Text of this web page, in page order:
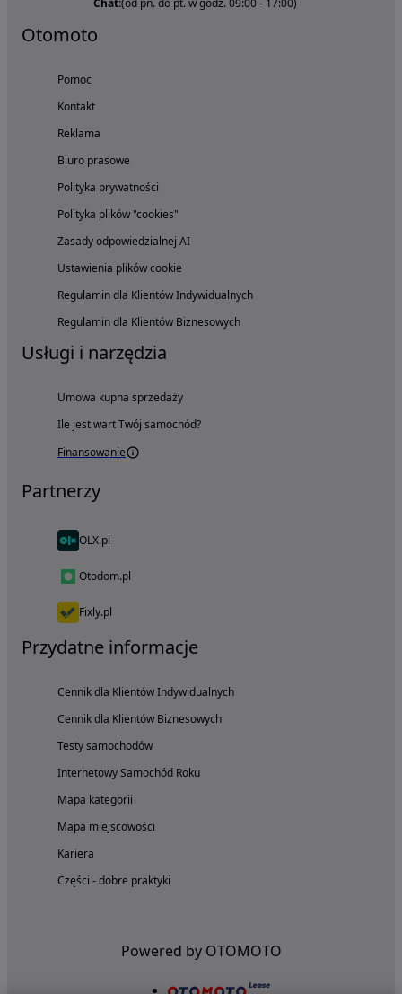
Chat:(od pn. do pt. w godz. 09:00 - 17:00)
Otomoto
Pomoc
Kontakt
Reklama
Biuro prasowe
Polityka prywatności
Polityka plików "cookies"
Zasady odpowiedzialnej AI
Ustawienia plików cookie
Regulamin dla Klientów Indywidualnych
Regulamin dla Klientów Biznesowych
Usługi i narzędzia
Umowa kupna sprzedaży
Ile jest wart Twój samochód?
Finansowanie
Partnerzy
OLX.pl
Otodom.pl
Fixly.pl
Przydatne informacje
Cennik dla Klientów Indywidualnych
Cennik dla Klientów Biznesowych
Testy samochodów
Internetowy Samochód Roku
Mapa kategorii
Mapa miejscowości
Kariera
Części - dobre praktyki
Powered by OTOMOTO